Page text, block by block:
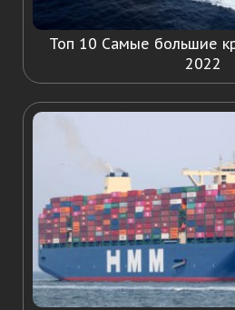
Топ 10 Самые большие
2022